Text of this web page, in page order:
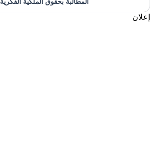
المطالبة بحقوق الملكية الفكرية
إعلان